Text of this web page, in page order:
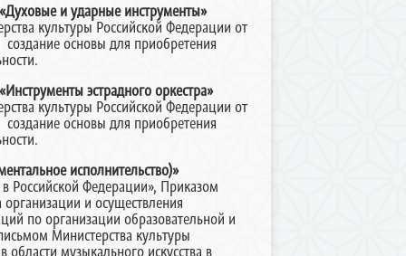
«Духовые и ударные инструменты»
культуры Российской Федерации от
создание основы для приобретения
«Инструменты эстрадного оркестра»
культуры Российской Федерации от
создание основы для приобретения
исполнительство)»
Российской Федерации», Приказом
и осуществления
по организации образовательной и
Министерства культуры
музыкального искусства в